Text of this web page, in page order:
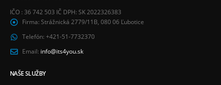
IČO : 36 742 503 IČ DPH: SK 2022326383
Firma: Strážnická 2779/11B, 080 06 Ľubotice
Telefón: +421-51-7732370
Email: info@its4you.sk
NAŠE SLUŽBY